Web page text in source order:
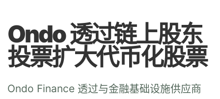
Ondo 透过链上股东
投票扩大代币化股票
Ondo Finance 透过与金融基础设施供应商